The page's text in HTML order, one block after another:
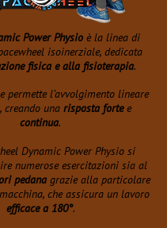
Power Physioè la linea di
isoinerziale, dedicata
fisica e alla fisioterapia.
permette l’avvolgimento lineare
creando una risposta fortee
continua.
Dynamic Power Physio si
numerose esercitazioni sia al
pedanagrazie alla particolare
che assicura un lavoro
efficace a 180°.